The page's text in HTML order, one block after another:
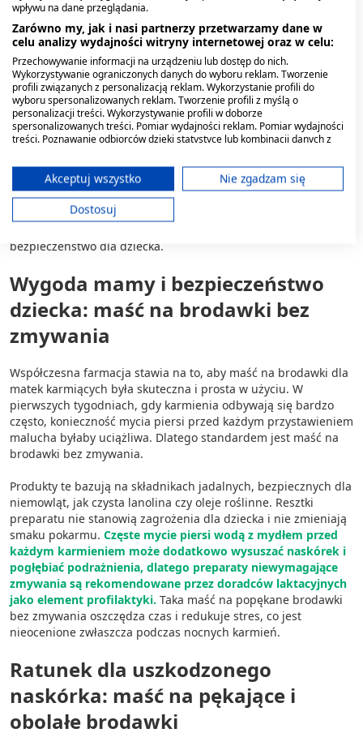
W pielęgnacji okołoporodowej niekwestionowanym liderem
jest lanolina. Ten naturalny wosk z wełny owczej wykazuje
duże podobieństwo do ludzkiego sebum. Dzięki temu
lanolinowa maść na brodawki świetnie się wchłania, tworząc
warstwę okluzyjną, która zapobiega utracie wody, zmiękcza i
uelastycznia naskórek, chroniąc go przed uszkodzeniami.
Mamy często pytają, jaka maść z lanoliną na brodawki będzie
stuprocentową, czystą lanoliną, bez zbędnych dodatków i
wody. Taka maść z lanolina na brodawki jest gęsta i wydajna.
Wybierając produkt, warto zwrócić uwagę, aby lanolina była
wysoko oczyszczona (często określana jako jakość medyczna),
bezpieczeństwo dla dziecka.
Wygoda mamy i bezpieczeństwo
dziecka: maść na brodawki bez
zmywania
Współczesna farmacja stawia na to, aby maść na brodawki dla
matek karmiących była skuteczna i prosta w użyciu. W
pierwszych tygodniach, gdy karmienia odbywają się bardzo
często, konieczność mycia piersi przed każdym przystawieniem
malucha byłaby uciążliwa. Dlatego standardem jest maść na
brodawki bez zmywania.
Produkty te bazują na składnikach jadalnych, bezpiecznych dla
niemowląt, jak czysta lanolina czy oleje roślinne. Resztki
preparatu nie stanowią zagrożenia dla dziecka i nie zmieniają
smaku pokarmu. Częste mycie piersi wodą z mydłem przed
każdym karmieniem może dodatkowo wysuszać naskórek i
pogłębiać podrażnienia, dlatego preparaty niewymagające
zmywania są rekomendowane przez doradców laktacyjnych
jako element profilaktyki. Taka maść na popękane brodawki
bez zmywania oszczędza czas i redukuje stres, co jest
nieocenione zwłaszcza podczas nocnych karmień.
Ratunek dla uszkodzonego
naskórka: maść na pękające i
obolałe brodawki
wpływu na dane przeglądania.
Zarówno my, jak i nasi partnerzy przetwarzamy dane w
celu analizy wydajności witryny internetowej oraz w celu:
Przechowywanie informacji na urządzeniu lub dostęp do nich.
Wykorzystywanie ograniczonych danych do wyboru reklam. Tworzenie
profili związanych z personalizacją reklam. Wykorzystanie profili do
wyboru spersonalizowanych reklam. Tworzenie profili z myślą o
personalizacji treści. Wykorzystywanie profili w doborze
spersonalizowanych treści. Pomiar wydajności reklam. Pomiar wydajności
treści. Poznawanie odbiorców dzięki statystyce lub kombinacji danych z
ograniczonych danych do wyboru treści.
Dane mogą być udostępniane poza Unię Europejską i wysyłane do USA.
Twoja zgoda i polityka cookie dotyczą wyłącznie tej witryny/aplikacji.
Wyświetl listę partnerów (11 dostawców IAB)
Cele przetwarzania IAB:
Przechowywanie informacji na urządzeniu
lub dostęp do nich
Wykorzystywanie ograniczonych danych do
wyboru reklam
Tworzenie profili w celu
spersonalizowanych reklam
Wykorzystanie profili do wyboru
spersonalizowanych reklam
Wykorzystywanie profili w celu doboru
spersonalizowanych treści
Pomiar efektywności reklam
Pomiar efektywności treści
Rozumienie odbiorców dzięki statystyce lub
kombinacji danych z różnych źródeł
Rozwój i ulepszanie usług
Wykorzystywanie ograniczonych danych do
wyboru treści
Akceptuj wszystko
Nie zgadzam się
Dostosuj